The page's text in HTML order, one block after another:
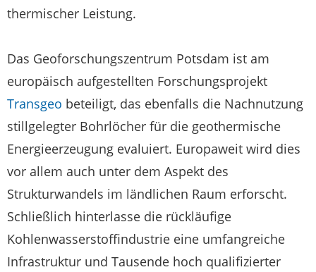
thermischer Leistung.
Das Geoforschungszentrum Potsdam ist am
europäisch aufgestellten Forschungsprojekt
Transgeo beteiligt, das ebenfalls die Nachnutzung
stillgelegter Bohrlöcher für die geothermische
Energieerzeugung evaluiert. Europaweit wird dies
vor allem auch unter dem Aspekt des
Strukturwandels im ländlichen Raum erforscht.
Schließlich hinterlasse die rückläufige
Kohlenwasserstoffindustrie eine umfangreiche
Infrastruktur und Tausende hoch qualifizierter